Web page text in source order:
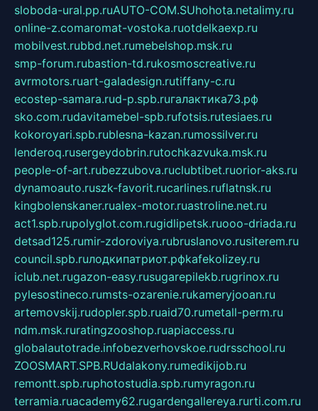
sloboda-ural.pp.ruAUTO-COM.SUhohota.netalimy.ru
online-z.comaromat-vostoka.ruotdelkaexp.ru
mobilvest.rubbd.net.rumebelshop.msk.ru
smp-forum.rubastion-td.rukosmoscreative.ru
avrmotors.ruart-galadesign.rutiffany-c.ru
ecostep-samara.rud-p.spb.ruгалактика73.рф
sko.com.rudavitamebel-spb.rufotsis.rutesiaes.ru
kokoroyari.spb.rublesna-kazan.rumossilver.ru
lenderoq.rusergeydobrin.rutochkazvuka.msk.ru
people-of-art.rubezzubova.ruclubtibet.ruorior-aks.ru
dynamoauto.ruszk-favorit.rucarlines.ruflatnsk.ru
kingbolenskaner.rualex-motor.ruastroline.net.ru
act1.spb.rupolyglot.com.rugidlipetsk.ruooo-driada.ru
detsad125.rumir-zdoroviya.rubruslanovo.rusiterem.ru
council.spb.ruлодкипатриот.рфkafekolizey.ru
iclub.net.rugazon-easy.rusugarepilekb.rugrinox.ru
pylesostineco.rumsts-ozarenie.rukameryjooan.ru
artemovskij.rudopler.spb.ruaid70.rumetall-perm.ru
ndm.msk.ruratingzooshop.ruapiaccess.ru
globalautotrade.infobezverhovskoe.rudrsschool.ru
ZOOSMART.SPB.RUdalakony.rumedikijob.ru
remontt.spb.ruphotostudia.spb.rumyragon.ru
terramia.ruacademy62.rugardengallereya.rurti.com.ru